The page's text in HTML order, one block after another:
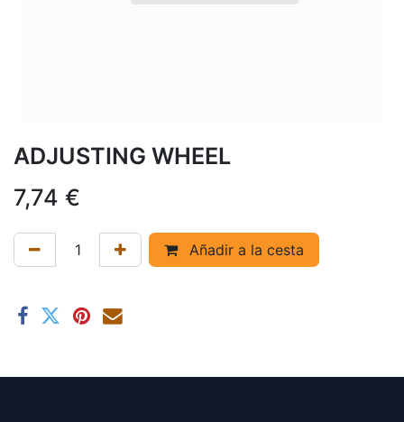
ADJUSTING WHEEL
7,74 €
Añadir a la cesta